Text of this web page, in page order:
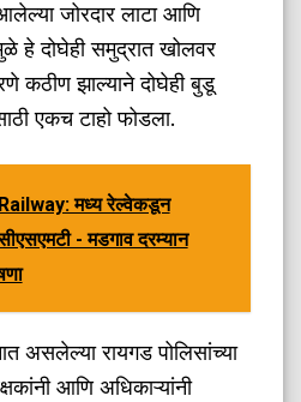
जोरदार लाटा आणि
हे दोघेही समुद्रात खोलवर
कठीण झाल्याने दोघेही बुडू
एकच टाहो फोडला.
मध्य रेल्वेकडून
- मडगाव दरम्यान
असलेल्या रायगड पोलिसांच्या
आणि अधिकाऱ्यांनी